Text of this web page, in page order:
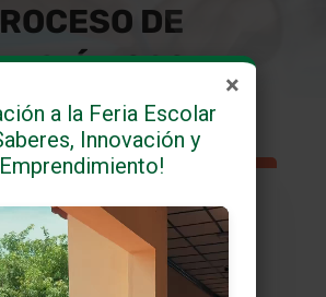
×
a la Feria Escolar
Innovación y
Emprendimiento!
DE
2023
A
DE